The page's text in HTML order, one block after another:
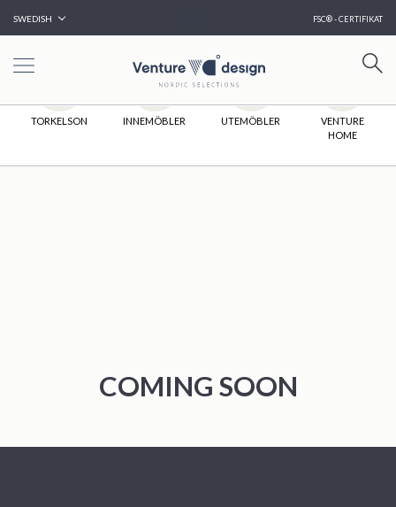
SWEDISH FSC® - CERTIFIKAT
HEM
TORKELSON INNEMÖBLER UTEMÖBLER
VENTURE
HOME
COMING SOON